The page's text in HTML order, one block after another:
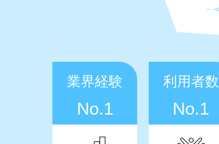
業界経験
No.1
利用者数
No.1